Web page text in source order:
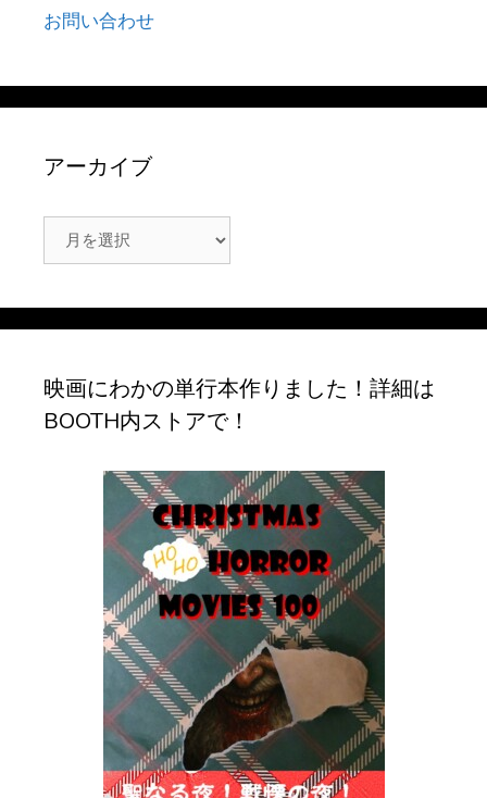
お問い合わせ
アーカイブ
ー
映画にわかの単行本作りました！詳細は
BOOTH内ストアで！